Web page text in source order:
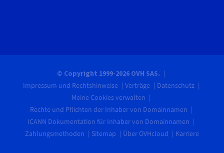
© Copyright 1999-2026 OVH SAS.
Impressum und Rechtshinweise Verträge
Datenschutz
Meine Cookies verwalten
Rechte und Pflichten der Inhaber von Domainnamen
ICANN Dokumentation für Inhaber von Domainnamen
Zahlungsmethoden
Sitemap Über OVHcloud Karriere